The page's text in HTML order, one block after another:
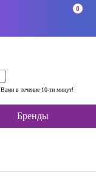
в течение 10-ти минут!
0
Бренды